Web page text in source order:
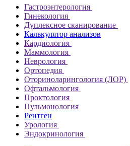
Гастроэнтерология
Гинекология
Дуплексное сканирование
Калькулятор анализов
Кардиология
Маммология
Неврология
Ортопедия
Оториноларингология (ЛОР)
Офтальмология
Проктология
Пульмонология
Рентген
Урология
Эндокринология